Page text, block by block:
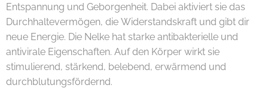
Entspannung und Geborgenheit. Dabei aktiviert sie das
Durchhaltevermögen, die Widerstandskraft und gibt dir
neue Energie. Die Nelke hat starke antibakterielle und
antivirale Eigenschaften. Auf den Körper wirkt sie
stimulierend, stärkend, belebend, erwärmend und
durchblutungsfördernd.